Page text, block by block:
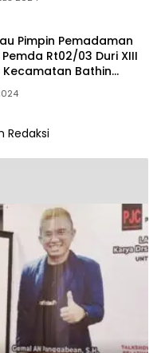
Pimpin Pemadaman
Rt02/03 Duri XIII
Kecamatan Bathin